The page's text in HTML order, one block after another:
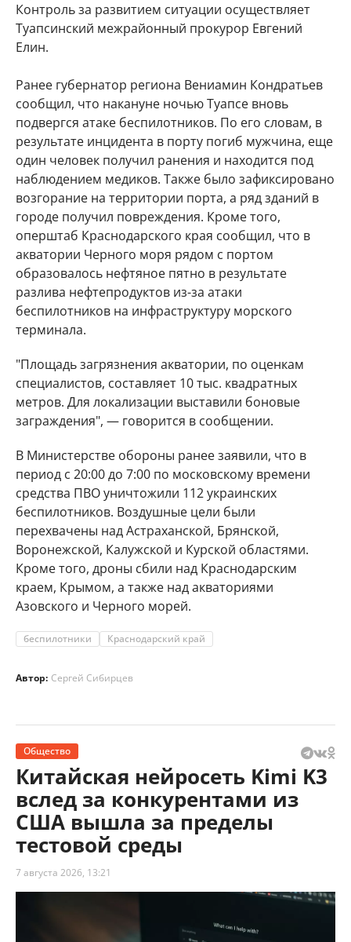
Контроль за развитием ситуации осуществляет
Туапсинский межрайонный прокурор Евгений
Елин.
Ранее губернатор региона Вениамин Кондратьев
сообщил, что накануне ночью Туапсе вновь
подвергся атаке беспилотников. По его словам, в
результате инцидента в порту погиб мужчина, еще
один человек получил ранения и находится под
наблюдением медиков. Также было зафиксировано
возгорание на территории порта, а ряд зданий в
городе получил повреждения. Кроме того,
оперштаб Краснодарского края сообщил, что в
акватории Черного моря рядом с портом
образовалось нефтяное пятно в результате
разлива нефтепродуктов из-за атаки
беспилотников на инфраструктуру морского
терминала.
"Площадь загрязнения акватории, по оценкам
специалистов, составляет 10 тыс. квадратных
метров. Для локализации выставили боновые
заграждения", — говорится в сообщении.
В Министерстве обороны ранее заявили, что в
период с 20:00 до 7:00 по московскому времени
средства ПВО уничтожили 112 украинских
беспилотников. Воздушные цели были
перехвачены над Астраханской, Брянской,
Воронежской, Калужской и Курской областями.
Кроме того, дроны сбили над Краснодарским
краем, Крымом, а также над акваториями
Азовского и Черного морей.
беспилотники Краснодарский край
Автор: Сергей Сибирцев
Общество
Китайская нейросеть Kimi K3
вслед за конкурентами из
США вышла за пределы
тестовой среды
7 августа 2026, 13:21